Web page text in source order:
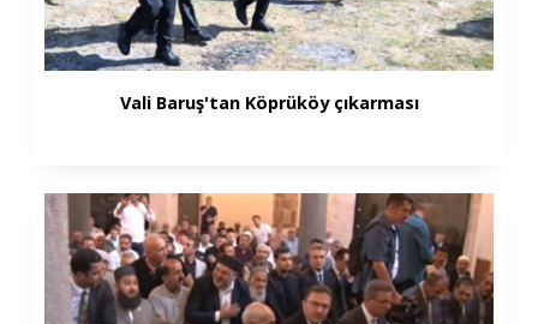
Vali Baruş'tan Köprüköy çıkarması